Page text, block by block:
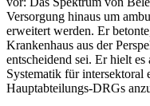
Versorgung hinaus um
erweitert werden. Er
Krankenhaus aus der
entscheidend sei. Er hielt
Systematik für intersektoral
Hauptabteilungs-DRGs